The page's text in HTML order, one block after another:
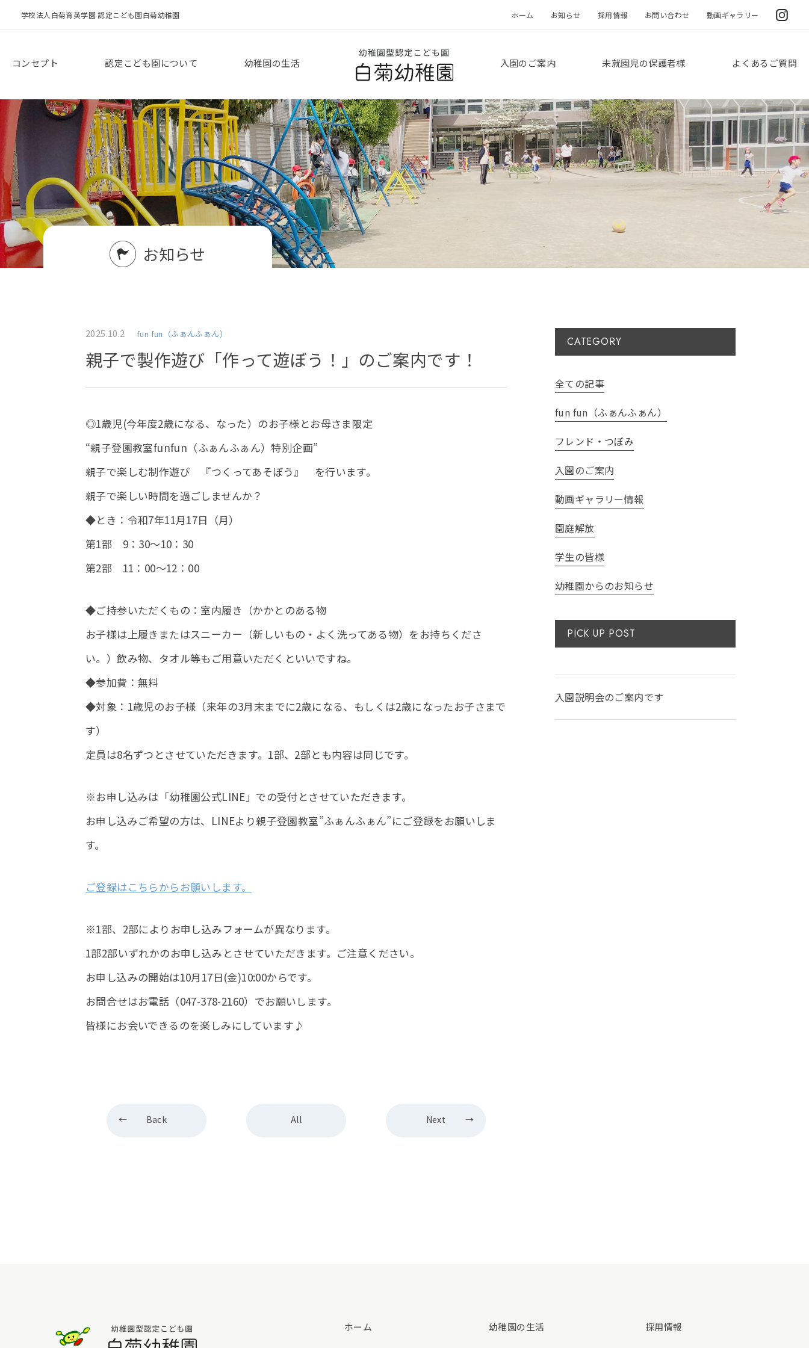
学校法人白菊育英学園 認定こども園白菊幼稚園 ホーム お知らせ 採用情報 お問い合わせ 動画ギャラリー
コンセプト 認定こども園について 幼稚園の生活 入園のご案内 未就園児の保護者様 よくあるご質問
お知らせ
2025.10.2 fun fun（ふぁんふぁん）
親子で製作遊び「作って遊ぼう！」のご案内です！
◎1歳児(今年度2歳になる、なった）のお子様とお母さま限定
“親子登園教室funfun（ふぁんふぁん）特別企画”
親子で楽しむ制作遊び 『つくってあそぼう』 を行います。
親子で楽しい時間を過ごしませんか？
◆とき：令和7年11月17日（月）
第1部 9：30～10：30
第2部 11：00～12：00
◆ご持参いただくもの：室内履き（かかとのある物
お子様は上履きまたはスニーカー（新しいもの・よく洗ってある物）をお持ちくださ
い。）飲み物、タオル等もご用意いただくといいですね。
◆参加費：無料
◆対象：1歳児のお子様（来年の3月末までに2歳になる、もしくは2歳になったお子さまで
す）
定員は8名ずつとさせていただきます。1部、2部とも内容は同じです。
※お申し込みは「幼稚園公式LINE」での受付とさせていただきます。
お申し込みご希望の方は、LINEより親子登園教室”ふぁんふぁん”にご登録をお願いしま
す。
ご登録はこちらからお願いします。
※1部、2部によりお申し込みフォームが異なります。
1部2部いずれかのお申し込みとさせていただきます。ご注意ください。
お申し込みの開始は10月17日(金)10:00からです。
お問合せはお電話（047-378-2160）でお願いします。
皆様にお会いできるのを楽しみにしています♪
Back All Next
CATEGORY
全ての記事
fun fun（ふぁんふぁん）
フレンド・つぼみ
入園のご案内
動画ギャラリー情報
園庭解放
学生の皆様
幼稚園からのお知らせ
PICK UP POST
入園説明会のご案内です
ホーム 幼稚園の生活 採用情報